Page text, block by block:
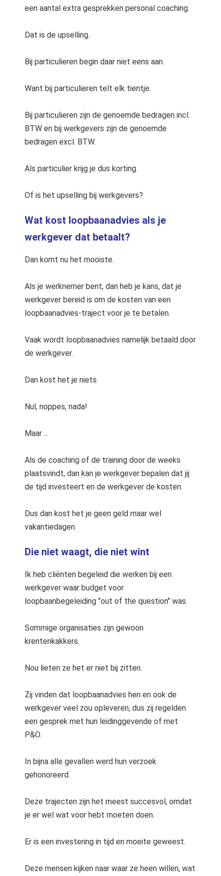
een aantal extra gesprekken personal coaching.
Dat is de upselling.
Bij particulieren begin daar niet eens aan.
Want bij particulieren telt elk tientje.
Bij particulieren zijn de genoemde bedragen incl.
BTW en bij werkgevers zijn de genoemde
bedragen excl. BTW.
Als particulier krijg je dus korting.
Of is het upselling bij werkgevers?
Wat kost loopbaanadvies als je
werkgever dat betaalt?
Dan komt nu het mooiste.
Als je werknemer bent, dan heb je kans, dat je
werkgever bereid is om de kosten van een
loopbaanadvies-traject voor je te betalen.
Vaak wordt loopbaanadvies namelijk betaald door
de werkgever.
Dan kost het je niets.
Nul, noppes, nada!
Maar ...
Als de coaching of de training door de weeks
plaatsvindt, dan kan je werkgever bepalen dat jij
de tijd investeert en de werkgever de kosten.
Dus dan kost het je geen geld maar wel
vakantiedagen.
Die niet waagt, die niet wint
Ik heb cliënten begeleid die werken bij een
werkgever waar budget voor
loopbaanbegeleiding "out of the question" was.
Sommige organisaties zijn gewoon
krentenkakkers.
Nou lieten ze het er niet bij zitten.
Zij vinden dat loopbaanadvies hen en ook de
werkgever veel zou opleveren, dus zij regelden
een gesprek met hun leidinggevende of met
P&O.
In bijna alle gevallen werd hun verzoek
gehonoreerd.
Deze trajecten zijn het meest succesvol, omdat
je er wel wat voor hebt moeten doen.
Er is een investering in tijd en moeite geweest.
Deze mensen kijken naar waar ze heen willen, wat